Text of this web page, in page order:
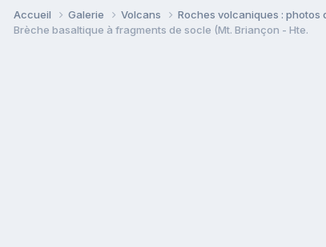
Accueil Galerie Volcans
Roches volcaniques :
Brèche basaltique à fragments de socle (Mt. Briançon - Hte.